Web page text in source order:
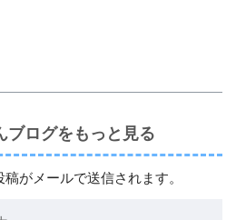
ブログをもっと見る
がメールで送信されます。